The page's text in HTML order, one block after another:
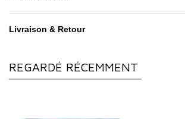
Livraison & Retour
REGARDÉ RÉCEMMENT